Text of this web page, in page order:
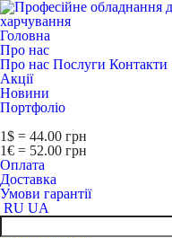
Головна
Про нас
Про нас Послуги Контакти
Акції
Новини
Портфоліо
1$ = 44.00 грн
1€ = 52.00 грн
Оплата
Доставка
Умови гарантії
RU UA